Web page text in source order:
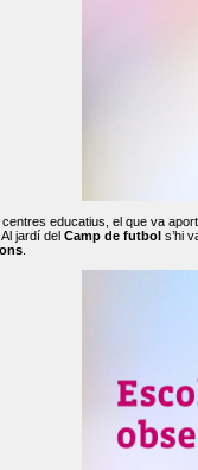
centres educatius, el que va
jardí del Camp de futbol s’hi